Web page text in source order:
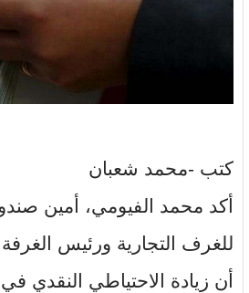
كتب -محمد شعبان
أكد محمد الفيومي، أمين
للغرف التجارية ورئيس الغرفة
أن زيادة الاحتياطي النقدي